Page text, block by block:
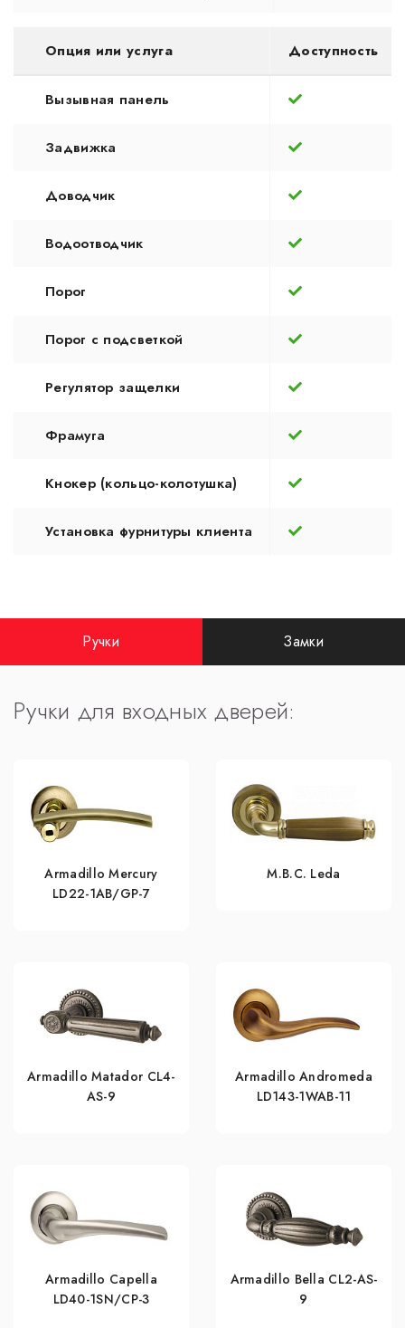
Опция или услуга Доступность
Вызывная панель
Задвижка
Доводчик
Водоотводчик
Порог
Порог с подсветкой
Регулятор защелки
Фрамуга
Кнокер (кольцо-колотушка)
Установка фурнитуры клиента
Ручки Замки
Ручки для входных дверей:
Armadillo Mercury
LD22-1AB/GP-7
M.B.C. Leda
Armadillo Matador CL4-
AS-9
Armadillo Andromeda
LD143-1WAB-11
Armadillo Capella
LD40-1SN/CP-3
Armadillo Bella CL2-AS-
9